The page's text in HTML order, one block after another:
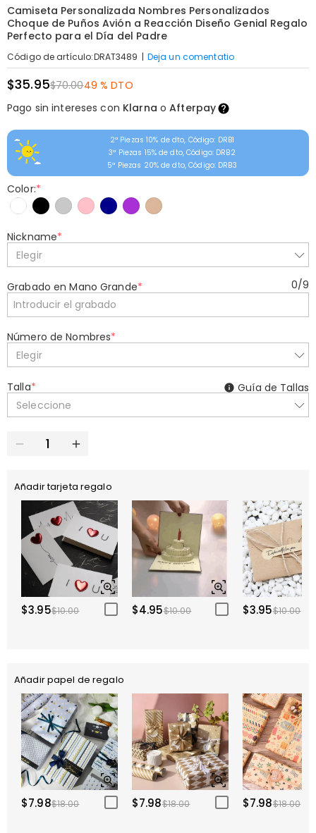
Camiseta Personalizada Nombres Personalizados
Choque de Puños Avión a Reacción Diseño Genial Regalo
Perfecto para el Día del Padre
Código de artículo:DRAT3489 | Deja un comentatio
$35.95$70.0049 % DTO
Pago sin intereses con Klarna oAfterpay
2ª Piezas 10% de dto, Código: DRB1
3ª Piezas 15% de dto, Código: DRB2
5ª Piezas 20% de dto, Código: DRB3
Color:*
Nickname*
Elegir
Grabado en Mano Grande* 0/9
Número de Nombres*
Elegir
Talla*
Seleccione
Guía de Tallas
Añadir tarjeta regalo
$3.95$10.00 $4.95$10.00 $3.95$10.00
Añadir papel de regalo
$7.98$18.00 $7.98$18.00 $7.98$18.00